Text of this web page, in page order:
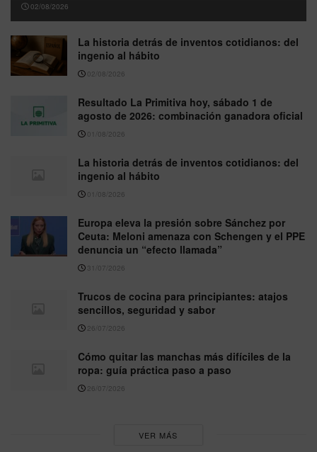
02/08/2026
La historia detrás de inventos cotidianos: del
ingenio al hábito
02/08/2026
Resultado La Primitiva hoy, sábado 1 de
agosto de 2026: combinación ganadora oficial
01/08/2026
La historia detrás de inventos cotidianos: del
ingenio al hábito
01/08/2026
Europa eleva la presión sobre Sánchez por
Ceuta: Meloni amenaza con Schengen y el PPE
denuncia un “efecto llamada”
31/07/2026
Trucos de cocina para principiantes: atajos
sencillos, seguridad y sabor
26/07/2026
Cómo quitar las manchas más difíciles de la
ropa: guía práctica paso a paso
26/07/2026
VER MÁS